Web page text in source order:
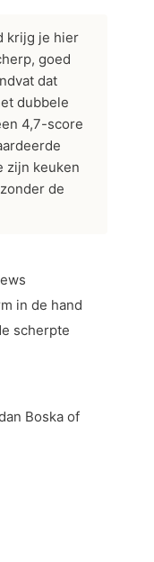
krijg je hier
goed
dat
dubbele
4,7-score
zijn keuken
de
in de hand
scherpte
Boska of